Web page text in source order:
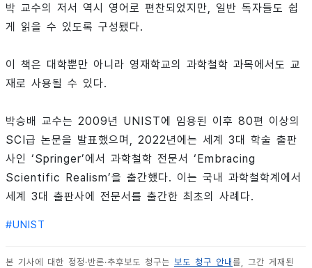
박 교수의 저서 역시 영어로 편찬되었지만, 일반 독자들도 쉽
게 읽을 수 있도록 구성됐다.
이 책은 대학뿐만 아니라 영재학교의 과학철학 과목에서도 교
재로 사용될 수 있다.
박승배 교수는 2009년 UNIST에 임용된 이후 80편 이상의
SCI급 논문을 발표했으며, 2022년에는 세계 3대 학술 출판
사인 ‘Springer’에서 과학철학 전문서 ‘Embracing
Scientific Realism’을 출간했다. 이는 국내 과학철학계에서
세계 3대 출판사에 전문서를 출간한 최초의 사례다.
#UNIST
본 기사에 대한 정정·반론·추후보도 청구는 보도 청구 안내 를, 그간 게재된